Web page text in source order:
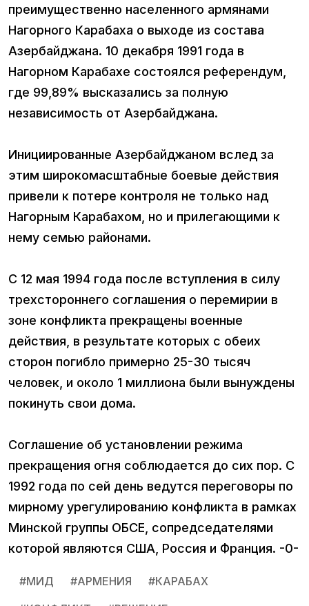
преимущественно населенного армянами
Нагорного Карабаха о выходе из состава
Азербайджана. 10 декабря 1991 года в
Нагорном Карабахе состоялся референдум,
где 99,89% высказались за полную
независимость от Азербайджана.
Инициированные Азербайджаном вслед за
этим широкомасштабные боевые действия
привели к потере контроля не только над
Нагорным Карабахом, но и прилегающими к
нему семью районами.
С 12 мая 1994 года после вступления в силу
трехстороннего соглашения о перемирии в
зоне конфликта прекращены военные
действия, в результате которых с обеих
сторон погибло примерно 25-30 тысяч
человек, и около 1 миллиона были вынуждены
покинуть свои дома.
Соглашение об установлении режима
прекращения огня соблюдается до сих пор. С
1992 года по сей день ведутся переговоры по
мирному урегулированию конфликта в рамках
Минской группы ОБСЕ, сопредседателями
которой являются США, Россия и Франция. -0-
#МИД #АРМЕНИЯ #КАРАБАХ